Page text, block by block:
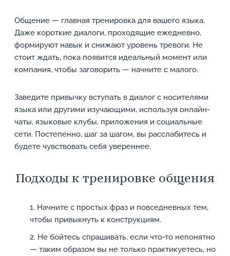
Общение — главная тренировка для вашего языка.
Даже короткие диалоги, проходящие ежедневно,
формируют навык и снижают уровень тревоги. Не
стоит ждать, пока появится идеальный момент или
компания, чтобы заговорить — начните с малого.
Заведите привычку вступать в диалог с носителями
языка или другими изучающими, используя онлайн-
чаты, языковые клубы, приложения и социальные
сети. Постепенно, шаг за шагом, вы расслабитесь и
будете чувствовать себя увереннее.
Подходы к тренировке общения
Начните с простых фраз и повседневных тем,
чтобы привыкнуть к конструкциям.
Не бойтесь спрашивать, если что-то непонятно
— таким образом вы не только практикуетесь, но